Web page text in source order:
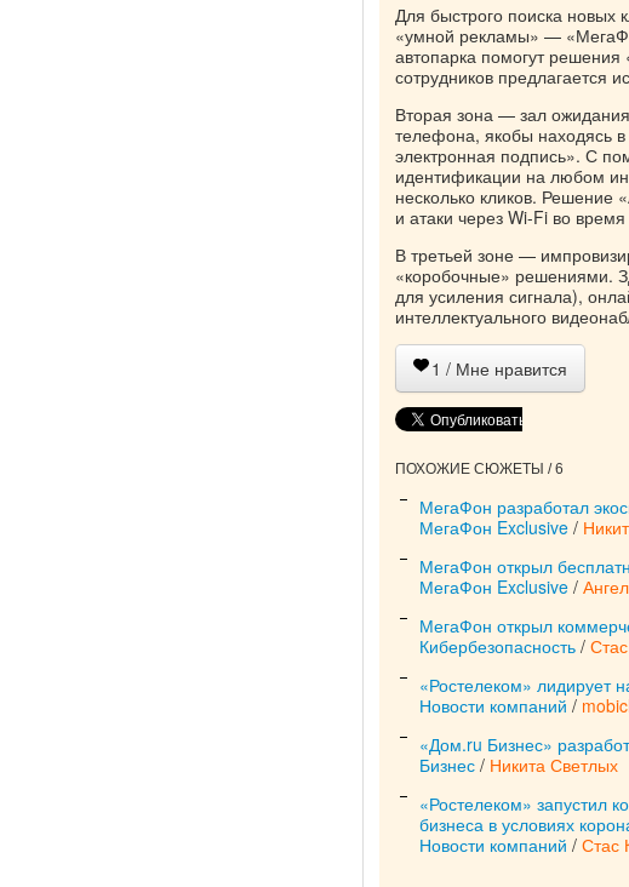
Для быстрого поиска
«умной рекламы» —
автопарка помогут решения
сотрудников предлагается
Вторая зона — зал
телефона, якобы находясь
электронная подпись». С
идентификации на любом
несколько кликов. Решение
и атаки через Wi-Fi во
В третьей зоне —
«коробочные» решениями.
для усиления сигнала),
интеллектуального
1 / Мне нравится
ПОХОЖИЕ СЮЖЕТЫ / 6
МегаФон разработал
МегаФон Exclusive /
МегаФон открыл
МегаФон Exclusive /
МегаФон открыл
Кибербезопасность /
«Ростелеком» лидирует
Новости компаний /
«Дом.ru Бизнес»
Бизнес / Никита Светлых
«Ростелеком» запустил
бизнеса в условиях
Новости компаний / Стас